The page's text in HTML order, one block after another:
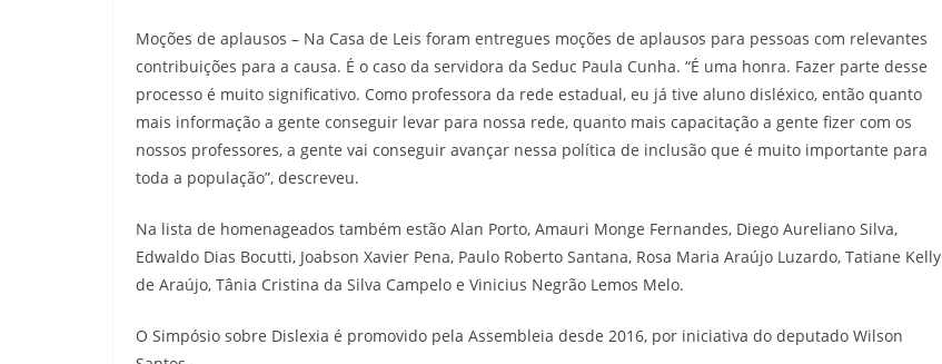
Moções de aplausos – Na Casa de Leis foram entregues moções de aplausos para pessoas com relevantes
contribuições para a causa. É o caso da servidora da Seduc Paula Cunha. “É uma honra. Fazer parte desse
processo é muito significativo. Como professora da rede estadual, eu já tive aluno disléxico, então quanto
mais informação a gente conseguir levar para nossa rede, quanto mais capacitação a gente fizer com os
nossos professores, a gente vai conseguir avançar nessa política de inclusão que é muito importante para
toda a população”, descreveu.
Na lista de homenageados também estão Alan Porto, Amauri Monge Fernandes, Diego Aureliano Silva,
Edwaldo Dias Bocutti, Joabson Xavier Pena, Paulo Roberto Santana, Rosa Maria Araújo Luzardo, Tatiane Kelly
de Araújo, Tânia Cristina da Silva Campelo e Vinicius Negrão Lemos Melo.
O Simpósio sobre Dislexia é promovido pela Assembleia desde 2016, por iniciativa do deputado Wilson